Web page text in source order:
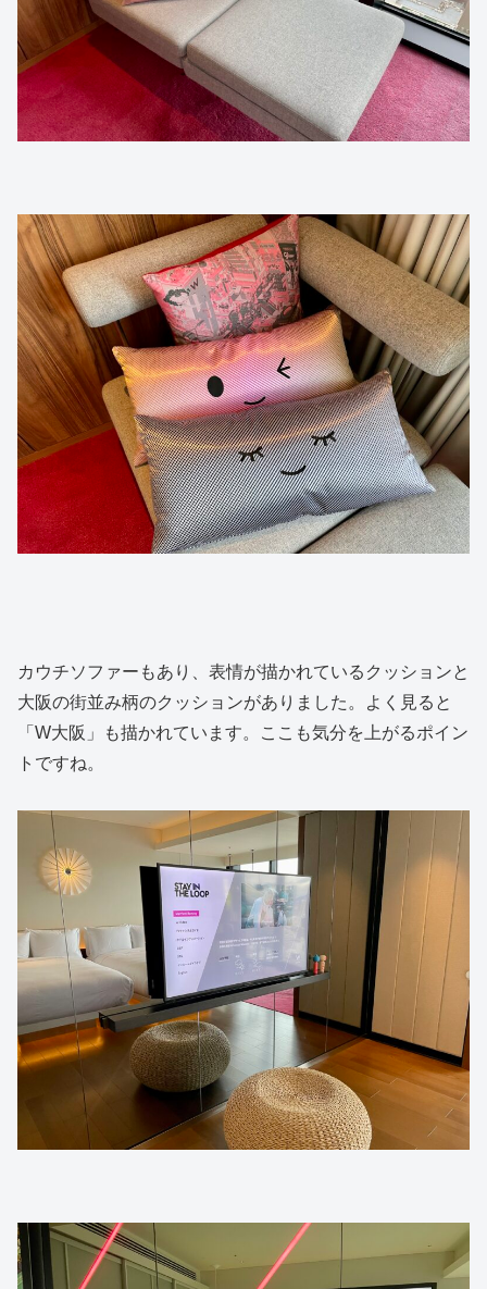
カウチソファーもあり、表情が描かれているクッションと
大阪の街並み柄のクッションがありました。よく見ると
「W大阪」も描かれています。ここも気分を上がるポイン
トですね。